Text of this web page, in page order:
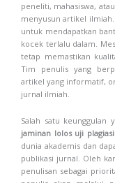
peneliti, mahasiswa,
menyusun artikel
untuk mendapatkan
kocek terlalu dalam.
tetap memastikan
Tim penulis yang
artikel yang informatif,
jurnal ilmiah.
Salah satu keunggulan
jaminan lolos uji plagiasi
dunia akademis dan
publikasi jurnal. Oleh
penulisan sebagai